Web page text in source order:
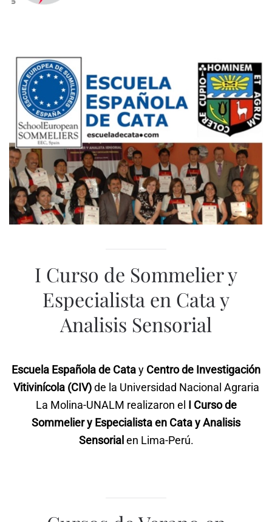
I Curso de Sommelier y
Especialista en Cata y
Analisis Sensorial
Escuela Española de Catay Centro de Investigación
Vitivinícola (CIV)de la Universidad Nacional Agraria
La Molina-UNALM realizaron el I Curso de
Sommelier y Especialista en Cata y Analisis
Sensorial en Lima-Perú.